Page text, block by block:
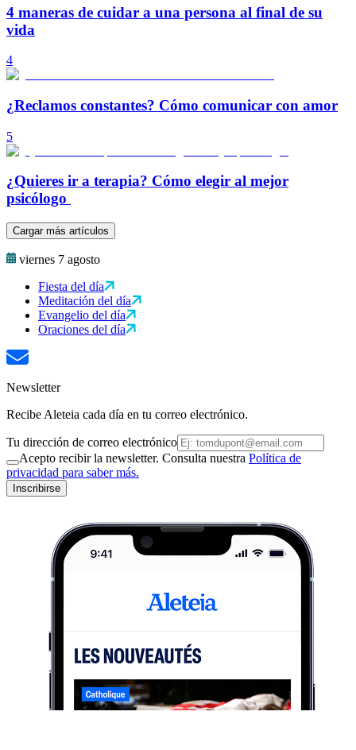
4 maneras de cuidar a una persona al final de su
vida
4
¿Reclamos constantes? Cómo comunicar con amor
5
¿Quieres ir a terapia? Cómo elegir al mejor
psicólogo
Cargar más artículos
viernes 7 agosto
Fiesta del día
Meditación del día
Evangelio del día
Oraciones del día
Newsletter
Recibe Aleteia cada día en tu correo electrónico.
Tu dirección de correo electrónico
Acepto recibir la newsletter. Consulta nuestra Política de
privacidad para saber más.
Inscribirse